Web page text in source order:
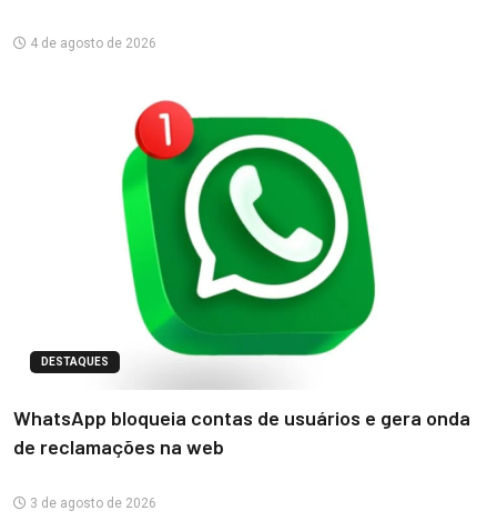
4 de agosto de 2026
DESTAQUES
WhatsApp bloqueia contas de usuários e gera onda
de reclamações na web
3 de agosto de 2026